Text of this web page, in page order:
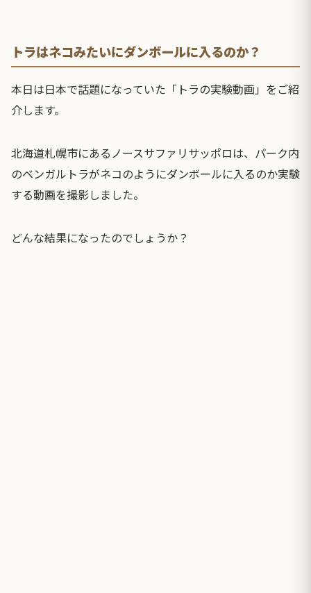
トラはネコみたいにダンボールに入るのか？
本日は日本で話題になっていた「トラの実験動画」をご紹
介します。
北海道札幌市にあるノースサファリサッポロは、パーク内
のベンガルトラがネコのようにダンボールに入るのか実験
する動画を撮影しました。
どんな結果になったのでしょうか？